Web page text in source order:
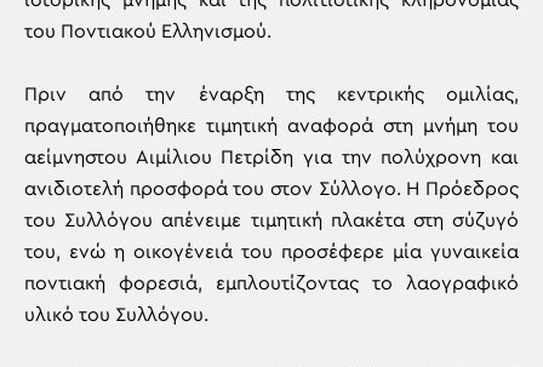
του Ποντιακού Ελληνισμού.
Πριν από την έναρξη της κεντρικής ομιλίας,
πραγματοποιήθηκε τιμητική αναφορά στη μνήμη του
αείμνηστου Αιμίλιου Πετρίδη για την πολύχρονη και
ανιδιοτελή προσφορά του στον Σύλλογο. Η Πρόεδρος
του Συλλόγου απένειμε τιμητική πλακέτα στη σύζυγό
του, ενώ η οικογένειά του προσέφερε μία γυναικεία
ποντιακή φορεσιά, εμπλουτίζοντας το λαογραφικό
υλικό του Συλλόγου.